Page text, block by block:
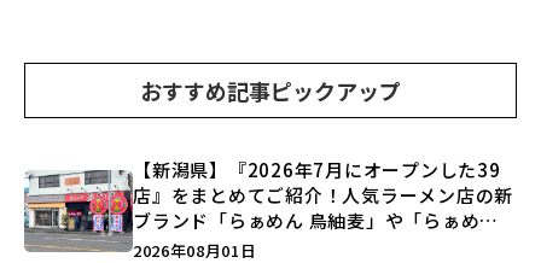
おすすめ記事ピックアップ
【新潟県】『2026年7月にオープンした39
店』をまとめてご紹介！人気ラーメン店の新
ブランド「らぁめん 鳥紬麦」や「らぁめん
しょうがの空」など盛りだくさん♪
2026年08月01日